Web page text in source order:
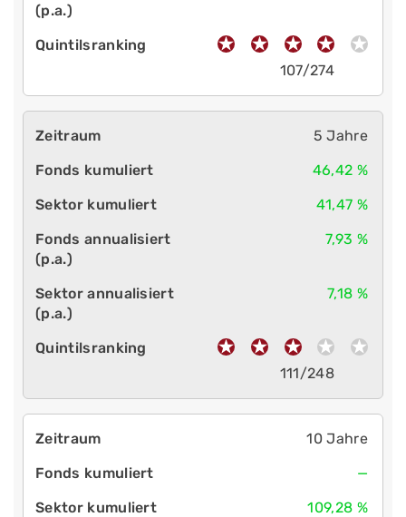
107/274
5 Jahre
46,42 %
41,47 %
7,93 %
7,18 %
111/248
10 Jahre
—
109,28 %